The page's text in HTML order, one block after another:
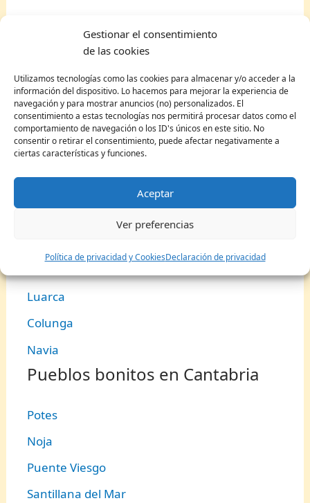
Gestionar el consentimiento
de las cookies
Utilizamos tecnologías como las cookies para almacenar y/o acceder a la
información del dispositivo. Lo hacemos para mejorar la experiencia de
navegación y para mostrar anuncios (no) personalizados. El
consentimiento a estas tecnologías nos permitirá procesar datos como el
comportamiento de navegación o los ID's únicos en este sitio. No
consentir o retirar el consentimiento, puede afectar negativamente a
ciertas características y funciones.
Aceptar
Ver preferencias
Política de privacidad y CookiesDeclaración de privacidad
Torla
Biescas
Huesca
Monasterio de Piedra
Tarazona
Pueblos bonitos en Asturias
Luarca
Colunga
Navia
Pueblos bonitos en Cantabria
Potes
Noja
Puente Viesgo
Santillana del Mar